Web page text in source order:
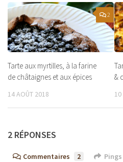
2
Tarte aux myrtilles, à la farine
de châtaignes et aux épices
14 AOÛT 2018
&
10
2 RÉPONSES
Commentaires 2 Pings